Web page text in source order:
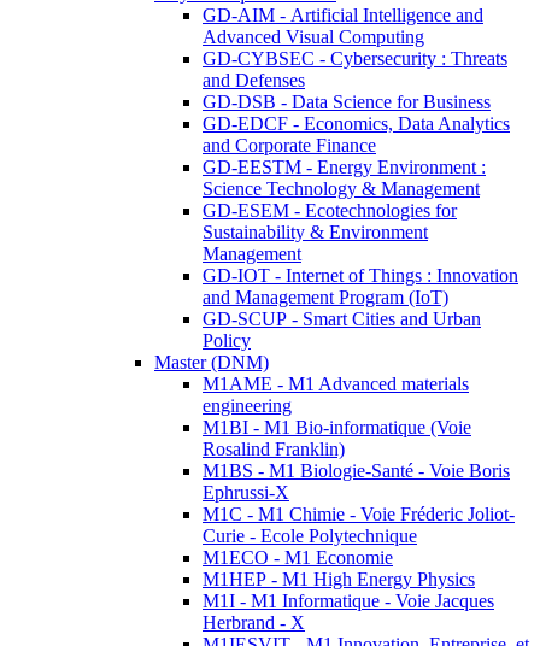
GD-AIM - Artificial Intelligence and
Advanced Visual Computing
GD-CYBSEC - Cybersecurity : Threats
and Defenses
GD-DSB - Data Science for Business
GD-EDCF - Economics, Data Analytics
and Corporate Finance
GD-EESTM - Energy Environment :
Science Technology & Management
GD-ESEM - Ecotechnologies for
Sustainability & Environment
Management
GD-IOT - Internet of Things : Innovation
and Management Program (IoT)
GD-SCUP - Smart Cities and Urban
Policy
Master (DNM)
M1AME - M1 Advanced materials
engineering
M1BI - M1 Bio-informatique (Voie
Rosalind Franklin)
M1BS - M1 Biologie-Santé - Voie Boris
Ephrussi-X
M1C - M1 Chimie - Voie Fréderic Joliot-
Curie - Ecole Polytechnique
M1ECO - M1 Economie
M1HEP - M1 High Energy Physics
M1I - M1 Informatique - Voie Jacques
Herbrand - X